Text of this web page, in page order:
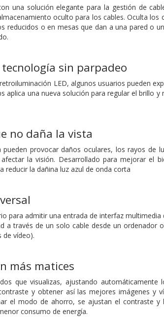
una solución elegante para la gestión de
oculto para los cables. Oculta los
o en mesas que dan a una pared o
sin parpadeo
LED, algunos usuarios pueden
aplica una nueva solución para regular el brillo y
no daña la vista
provocar daños oculares, los rayos de
la visión. Desarrollado para mejorar el
reducir la dañina luz azul de onda corta
para admitir una entrada de interfaz multimedia
través de un solo cable desde un ordenador
de vídeo).
más matices
que visualizas, ajustando automáticamente
y obtener así las mejores imágenes y
el modo de ahorro, se ajustan el contraste y
consumo de energía.